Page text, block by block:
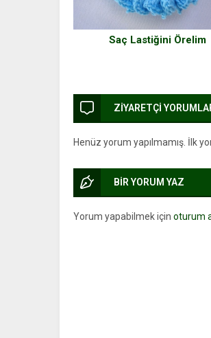
Saç Lastiğini Örelim
ZİYARETÇİ
Henüz yorum yapılmamış. İlk
BİR YORUM YAZ
Yorum yapabilmek için oturum